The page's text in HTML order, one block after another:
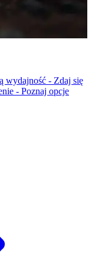
wydajność - Zdaj się
- Poznaj opcje